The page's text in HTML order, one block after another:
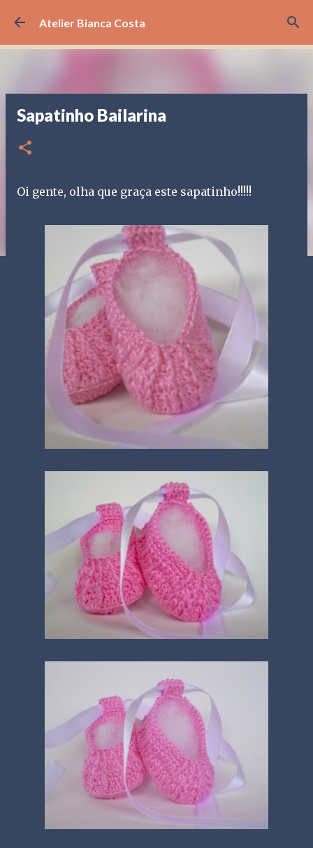
Pular para o conteúdo principal
Atelier Bianca Costa
Sapatinho Bailarina
Oi gente, olha que graça este sapatinho!!!!!